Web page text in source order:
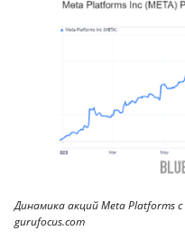
Динамика акций Meta Platforms
gurufocus.com